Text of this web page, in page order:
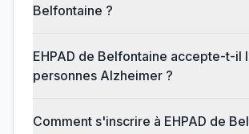
Belfontaine ?
EHPAD de Belfontaine accepte-t-il
personnes Alzheimer ?
Comment s'inscrire à EHPAD de